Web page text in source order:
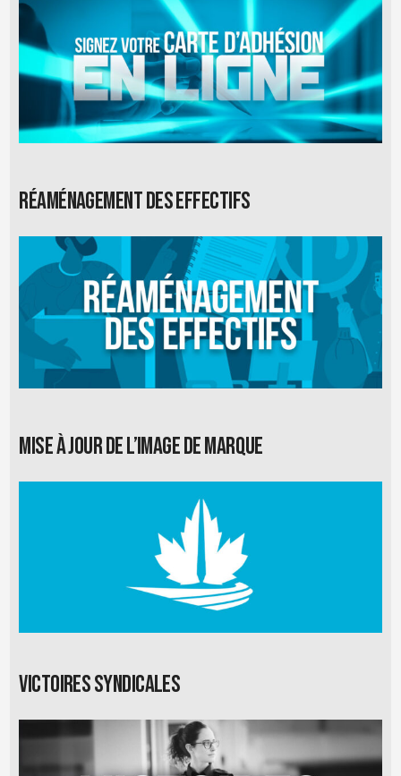
Réaménagement des effectifs
Mise à jour de l’image de marque
Victoires syndicales